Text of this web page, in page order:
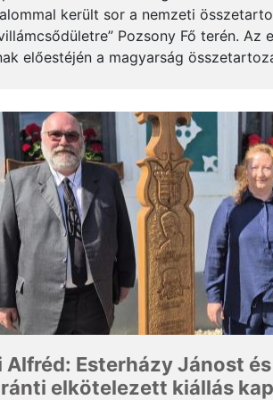
került sor a nemzeti
Pozsony Fő terén. Az
előestéjén a magyarság
Alfréd: Esterházy Jánost
elkötelezett kiállás